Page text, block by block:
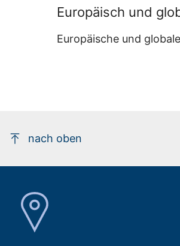
Europäisch und
Europäische und
nach oben